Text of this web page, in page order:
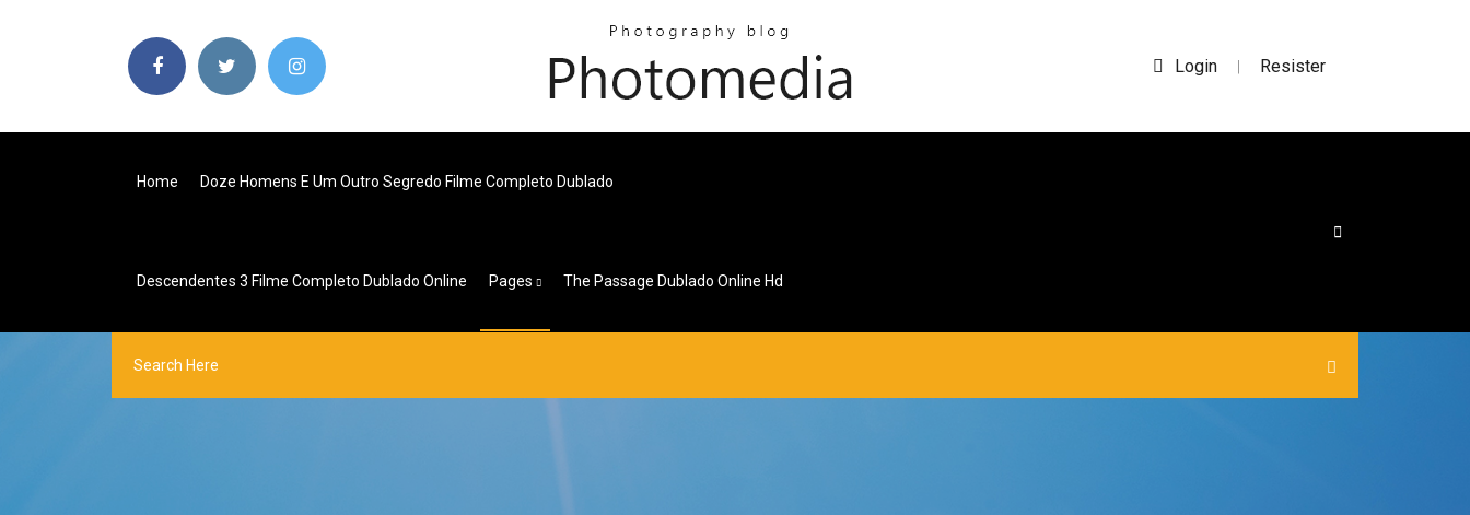
Login | Resister
Home Doze Homens E Um Outro Segredo Filme Completo Dublado
Descendentes 3 Filme Completo Dublado Online Pages The Passage Dublado Online Hd